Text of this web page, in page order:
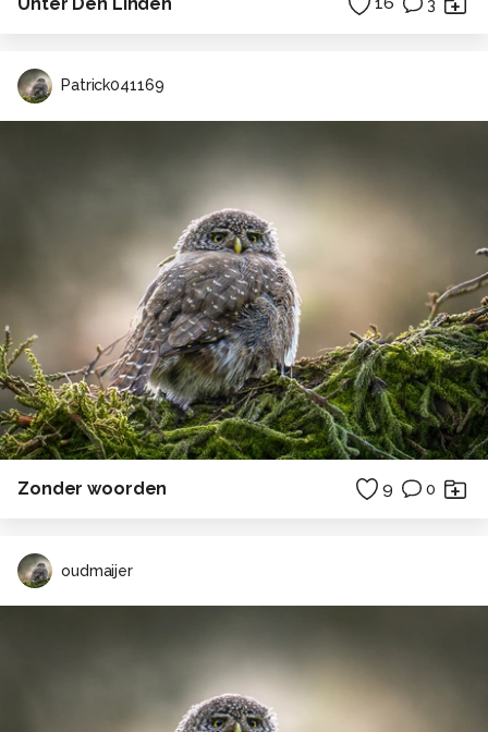
3
Patrick041169
Zonder woorden 9 0
oudmaijer